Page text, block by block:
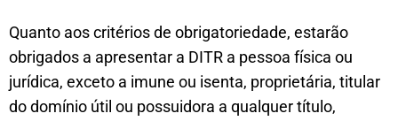
Quanto aos critérios de obrigatoriedade, estarão
obrigados a apresentar a DITR a pessoa física ou
jurídica, exceto a imune ou isenta, proprietária, titular
do domínio útil ou possuidora a qualquer título,